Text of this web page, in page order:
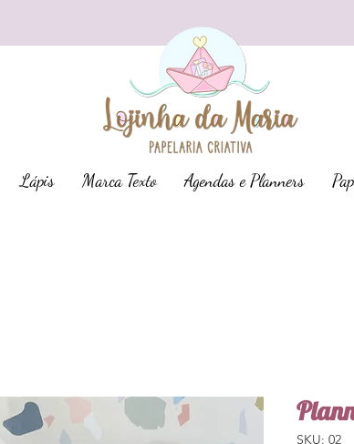
Lápis Marca Texto Agendas e Planners
SKU: 02